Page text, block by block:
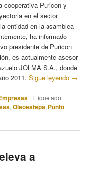
cooperativa Puricon y
en el sector
entidad en la asamblea
ha informado
presidente de Puricon
es actualmente asesor
JOLMA S.A., donde
2011.Sigue leyendo →
| Etiquetado
,Oleoestepa, Punto
a